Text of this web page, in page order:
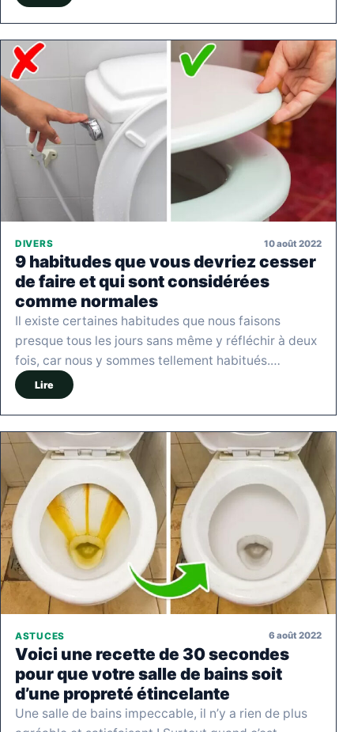
DIVERS 10 août 2022
9 habitudes que vous devriez cesser
de faire et qui sont considérées
comme normales
Il existe certaines habitudes que nous faisons
presque tous les jours sans même y réfléchir à deux
fois, car nous y sommes tellement habitués.…
Lire
ASTUCES 6 août 2022
Voici une recette de 30 secondes
pour que votre salle de bains soit
d’une propreté étincelante
Une salle de bains impeccable, il n’y a rien de plus